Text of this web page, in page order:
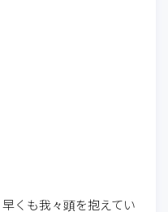
くも我々頭を抱えてい